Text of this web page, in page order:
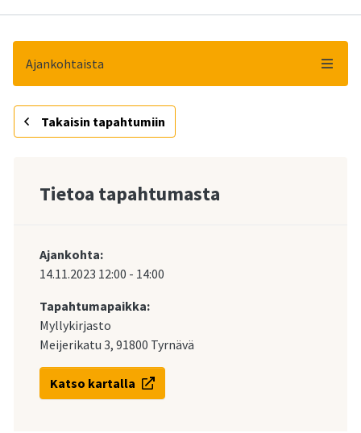
Ajankohtaista
Takaisin tapahtumiin
Tietoa tapahtumasta
Ajankohta:
14.11.2023 12:00 - 14:00
Tapahtumapaikka:
Myllykirjasto
Meijerikatu 3, 91800 Tyrnävä
Katso kartalla